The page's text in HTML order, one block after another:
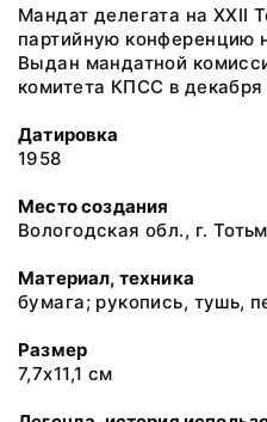
Мандат делегата на XXII
партийную конференцию
Выдан мандатной
комитета КПСС в декабря
Датировка
1958
Место создания
Вологодская обл., г.
Материал, техника
бумага; рукопись, тушь,
Размер
7,7х11,1 см